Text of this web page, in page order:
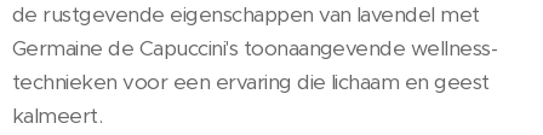
de rustgevende eigenschappen van lavendel met
Germaine de Capuccini's toonaangevende wellness-
technieken voor een ervaring die lichaam en geest
kalmeert.